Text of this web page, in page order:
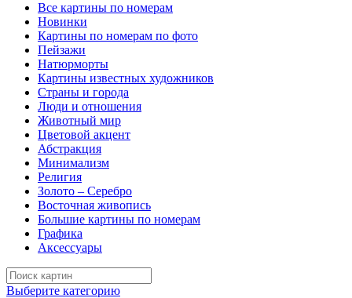
Все картины по номерам
Новинки
Картины по номерам по фото
Пейзажи
Натюрморты
Картины известных художников
Страны и города
Люди и отношения
Животный мир
Цветовой акцент
Абстракция
Минимализм
Религия
Золото – Серебро
Восточная живопись
Большие картины по номерам
Графика
Аксессуары
Search
for:
Выберите категорию